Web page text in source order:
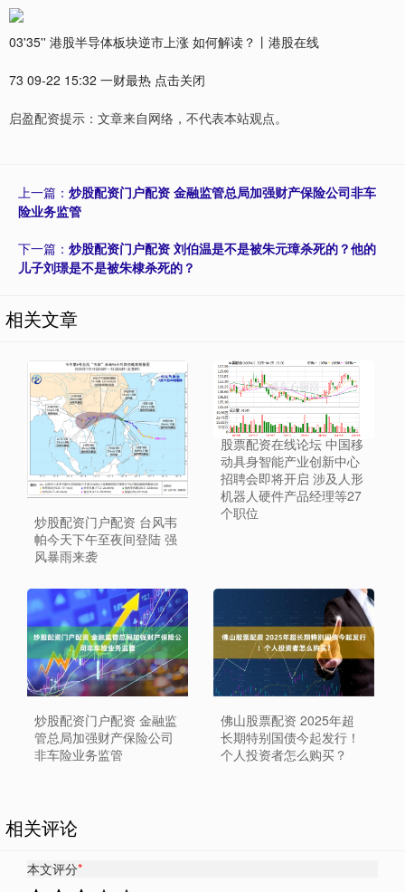
03'35'' 港股半导体板块逆市上涨 如何解读？丨港股在线
73 09-22 15:32 一财最热 点击关闭
启盈配资提示：文章来自网络，不代表本站观点。
上一篇： 炒股配资门户配资 金融监管总局加强财产保险公司非车
险业务监管
下一篇： 炒股配资门户配资 刘伯温是不是被朱元璋杀死的？他的
儿子刘璟是不是被朱棣杀死的？
相关文章
炒股配资门户配资 台风韦
帕今天下午至夜间登陆 强
风暴雨来袭
股票配资在线论坛 中国移
动具身智能产业创新中心
招聘会即将开启 涉及人形
机器人硬件产品经理等27
个职位
炒股配资门户配资 金融监
管总局加强财产保险公司
非车险业务监管
佛山股票配资 2025年超
长期特别国债今起发行！
个人投资者怎么购买？
相关评论
本文评分*